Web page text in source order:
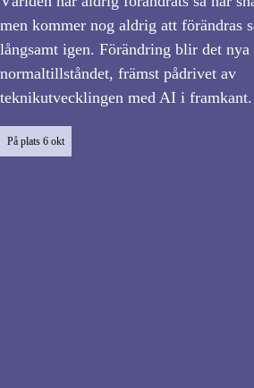
men kommer nog aldrig att förändras
långsamt igen. Förändring blir det nya
normaltillståndet, främst pådrivet av
teknikutvecklingen med AI i framkant.
På plats 6 okt